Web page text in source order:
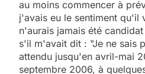
au moins commencer à
j'avais eu le sentiment qu'il
n'aurais jamais été
s'il m'avait dit : "Je ne sais
attendu jusqu'en avril-mai
septembre 2006, à